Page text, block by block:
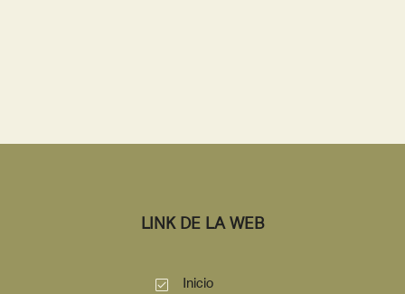
LINK DE LA WEB
Inicio